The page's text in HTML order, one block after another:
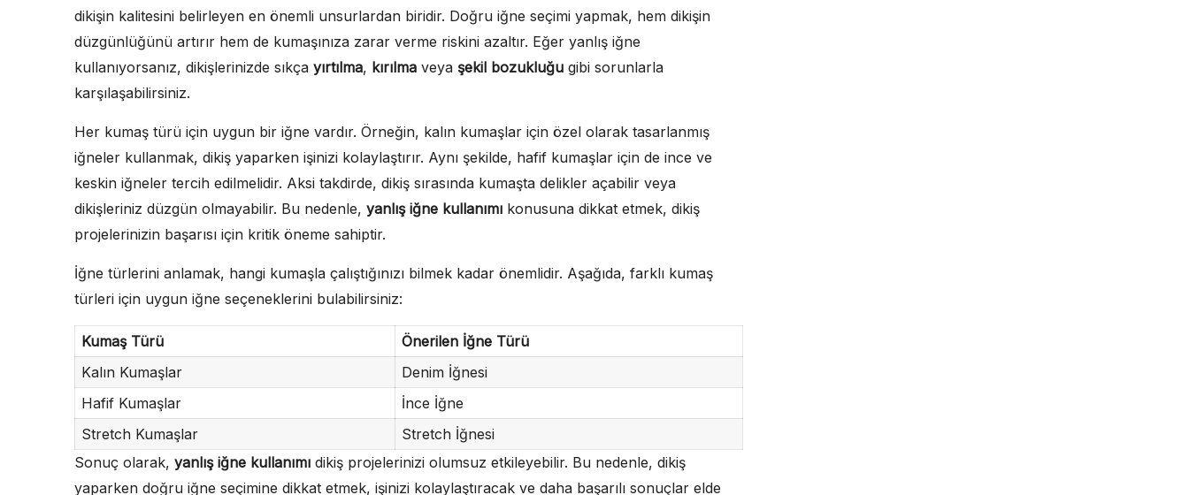
dikişin kalitesini belirleyen en önemli unsurlardan biridir. Doğru iğne seçimi yapmak, hem dikişin
düzgünlüğünü artırır hem de kumaşınıza zarar verme riskini azaltır. Eğer yanlış iğne
kullanıyorsanız, dikişlerinizde sıkça yırtılma, kırılma veya şekil bozukluğu gibi sorunlarla
karşılaşabilirsiniz.
Her kumaş türü için uygun bir iğne vardır. Örneğin, kalın kumaşlar için özel olarak tasarlanmış
iğneler kullanmak, dikiş yaparken işinizi kolaylaştırır. Aynı şekilde, hafif kumaşlar için de ince ve
keskin iğneler tercih edilmelidir. Aksi takdirde, dikiş sırasında kumaşta delikler açabilir veya
dikişleriniz düzgün olmayabilir. Bu nedenle, yanlış iğne kullanımı konusuna dikkat etmek, dikiş
projelerinizin başarısı için kritik öneme sahiptir.
İğne türlerini anlamak, hangi kumaşla çalıştığınızı bilmek kadar önemlidir. Aşağıda, farklı kumaş
türleri için uygun iğne seçeneklerini bulabilirsiniz:
Kumaş Türü
Önerilen İğne Türü
Kalın Kumaşlar
Denim İğnesi
Hafif Kumaşlar
İnce İğne
Stretch Kumaşlar
Stretch İğnesi
Sonuç olarak, yanlış iğne kullanımı dikiş projelerinizi olumsuz etkileyebilir. Bu nedenle, dikiş
yaparken doğru iğne seçimine dikkat etmek, işinizi kolaylaştıracak ve daha başarılı sonuçlar elde